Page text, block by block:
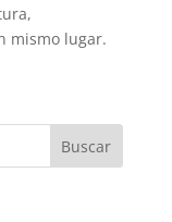
mismo lugar.
Buscar